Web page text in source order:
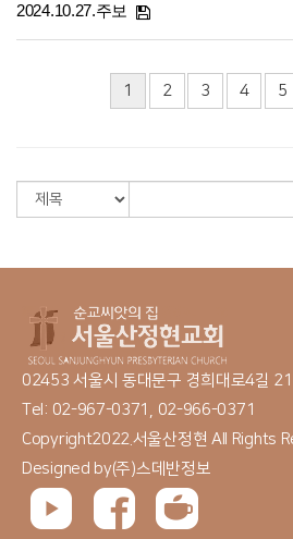
2024.10.27.주보
1 2 3 4 5
02453 서울시 동대문구 경희대로4길
Tel: 02-967-0371, 02-966-0371
Copyright2022.서울산정현 All Rights
Designed by(주)스데반정보